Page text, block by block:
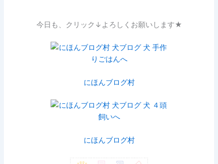
今日も、クリック↓よろしくお願いします★
にほんブログ村
にほんブログ村